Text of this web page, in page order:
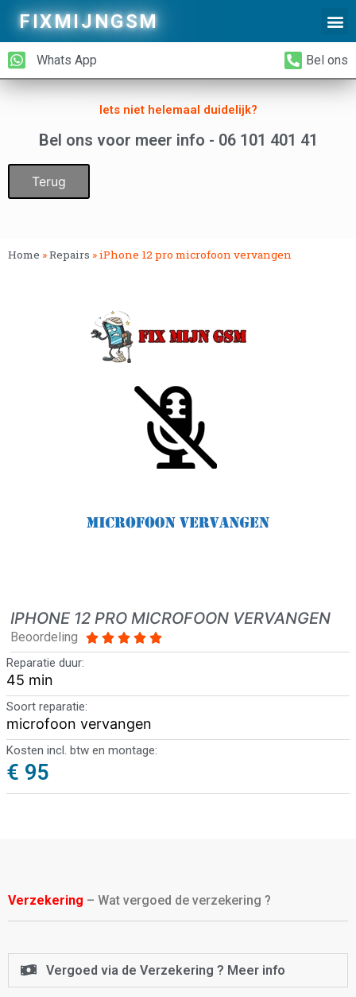
FIXMIJNGSM
Whats App Bel ons
Iets niet helemaal duidelijk?
Bel ons voor meer info - 06 101 401 41
Terug
Home »Repairs »iPhone 12 pro microfoon vervangen
IPHONE 12 PRO MICROFOON VERVANGEN
Beoordeling     
Reparatie duur:
45 min
Soort reparatie:
microfoon vervangen
Kosten incl. btw en montage:
€ 95
Verzekering – Wat vergoed de verzekering ?
Vergoed via de Verzekering ? Meer info